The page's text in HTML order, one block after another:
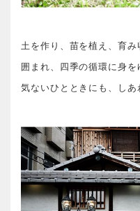
土を作り、苗を植え、育
囲まれ、四季の循環に身
気ないひとときにも、しあ